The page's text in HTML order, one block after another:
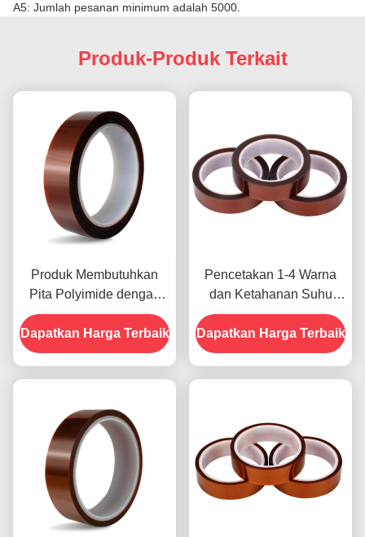
A5: Jumlah pesanan minimum adalah 5000.
Produk-Produk Terkait
Produk Membutuhkan
Pita Polyimide dengan
Resistensi Tegangan
1000V
Dapatkan Harga Terbaik
Pencetakan 1-4 Warna
dan Ketahanan Suhu
-10C-80C Metode
Pembayaran Kartu Kredit
untuk Model Sebelumnya
Dapatkan Harga Terbaik